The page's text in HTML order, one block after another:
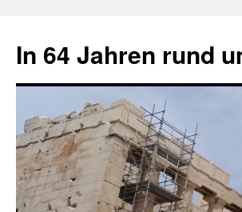
springen
In 64 Jahren rund